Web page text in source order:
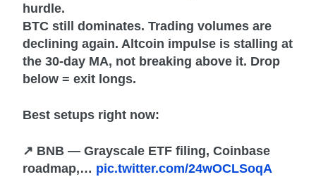
hurdle.
BTC still dominates. Trading volumes are
declining again. Altcoin impulse is stalling at
the 30-day MA, not breaking above it. Drop
below = exit longs.
Best setups right now:
↗ BNB — Grayscale ETF filing, Coinbase
roadmap,… pic.twitter.com/24wOCLSoqA